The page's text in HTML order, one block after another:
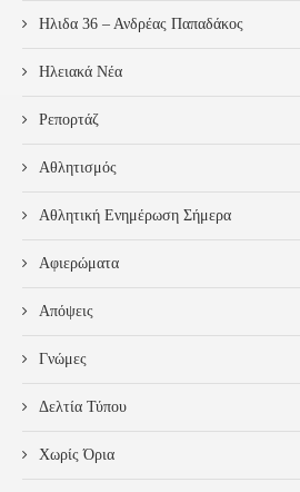
Ηλιδα 36 – Ανδρέας Παπαδάκος
Ηλειακά Νέα
Ρεπορτάζ
Αθλητισμός
Αθλητική Ενημέρωση Σήμερα
Αφιερώματα
Απόψεις
Γνώμες
Δελτία Τύπου
Χωρίς Όρια